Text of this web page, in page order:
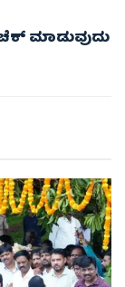
ಚೆಕ್​ ಮಾಡುವುದು